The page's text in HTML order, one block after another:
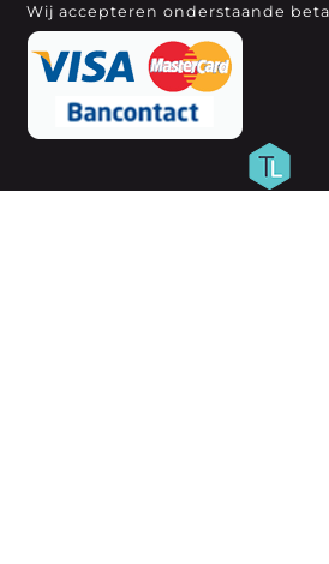
Wij accepteren onderstaande